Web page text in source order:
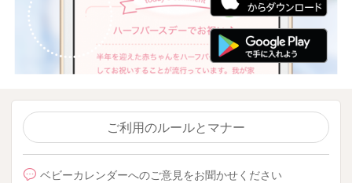
ご利用のルールとマナー
ベビーカレンダーへのご意見をお聞かせください